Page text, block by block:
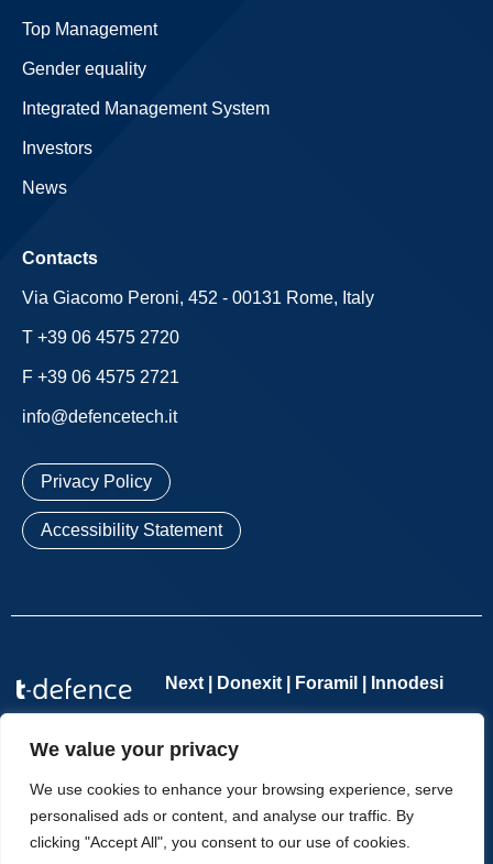
We value your privacy
We use cookies to enhance your browsing experience, serve
personalised ads or content, and analyse our traffic. By
clicking "Accept All", you consent to our use of cookies.
Top Management
Gender equality
Integrated Management System
Investors
News
Contacts
Via Giacomo Peroni, 452 - 00131 Rome, Italy
T +39 06 4575 2720
F +39 06 4575 2721
info@defencetech.it
Privacy Policy
Accessibility Statement
Next | Donexit | Foramil | Innodesi
member company – VAT number 11065701002 – REA no.
1276114 – Companies Register of Rome no. 11065701002 –
Share Capital €2,554,285.70 fully paid up | Copyright © T-
Defence – All Rights Reserved.